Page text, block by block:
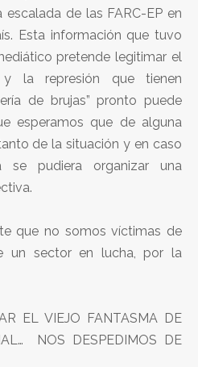
de las FARC-EP en
Esta información que tuvo
pretende legitimar el
y la represión que tienen
de brujas” pronto puede
esperamos que de alguna
de la situación y en caso
se pudiera organizar una
que no somos víctimas de
un sector en lucha, por la
EL VIEJO FANTASMA DE
NOS DESPEDIMOS DE